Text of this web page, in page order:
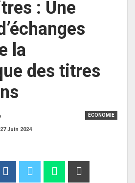
: Une
la
des titres
ÉCONOMIE
27 Juin 2024